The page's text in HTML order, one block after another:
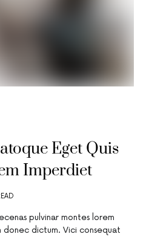
Eget Quis
Imperdiet
pulvinar montes lorem
dictum. Vici consequat